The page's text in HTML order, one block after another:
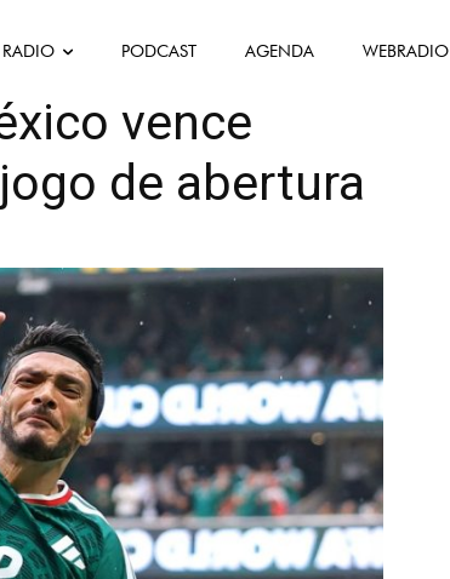
RADIO PODCAST AGENDA WEBRADIO
vence
de abertura